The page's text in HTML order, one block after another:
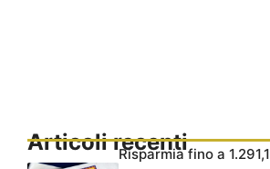
Articoli recenti
Risparmia fino a